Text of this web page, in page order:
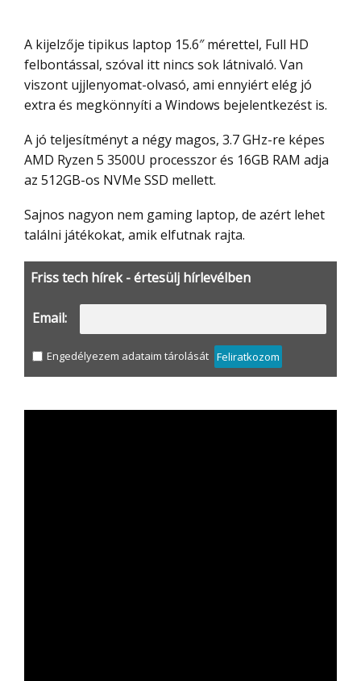
A kijelzője tipikus laptop 15.6″ mérettel, Full HD
felbontással, szóval itt nincs sok látnivaló. Van
viszont ujjlenyomat-olvasó, ami ennyiért elég jó
extra és megkönnyíti a Windows bejelentkezést is.
A jó teljesítményt a négy magos, 3.7 GHz-re képes
AMD Ryzen 5 3500U processzor és 16GB RAM adja
az 512GB-os NVMe SSD mellett.
Sajnos nagyon nem gaming laptop, de azért lehet
találni játékokat, amik elfutnak rajta.
Friss tech hírek - értesülj hírlevélben
Email:
Engedélyezem adataim tárolását Feliratkozom